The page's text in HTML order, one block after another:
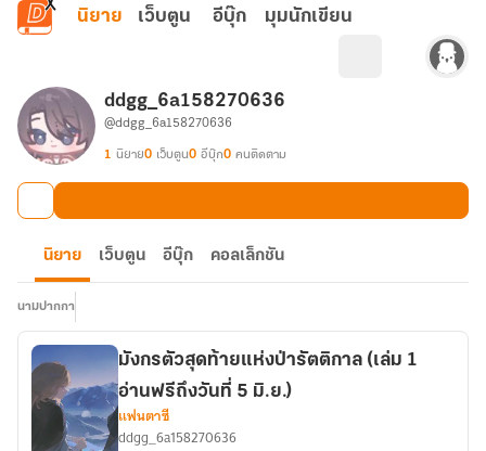
ข้ามไปยังเนื้อหาหลัก
นิยาย เว็บตูน อีบุ๊ก มุมนักเขียน
ddgg_6a158270636
@ddgg_6a158270636
1 นิยาย0 เว็บตูน0 อีบุ๊ก0 คนติดตาม
นิยาย เว็บตูน อีบุ๊ก คอลเล็กชัน
นามปากกา
มังกรตัวสุดท้ายแห่งป่ารัตติกาล (เล่ม 1
อ่านฟรีถึงวันที่ 5 มิ.ย.)
แฟนตาซี
ddgg_6a158270636